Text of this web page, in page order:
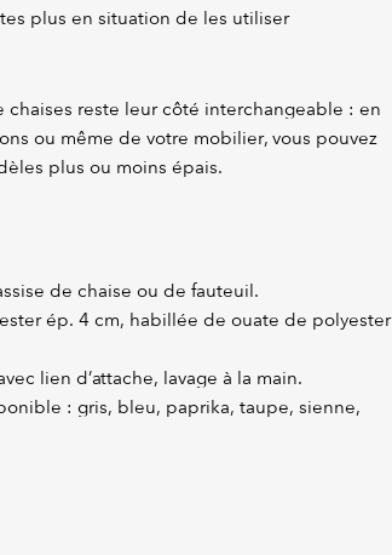
plus en situation de les utiliser
chaises reste leur côté interchangeable : en
ou même de votre mobilier, vous pouvez
plus ou moins épais.
de chaise ou de fauteuil.
ép. 4 cm, habillée de ouate de polyester
lien d’attache, lavage à la main.
: gris, bleu, paprika, taupe, sienne,